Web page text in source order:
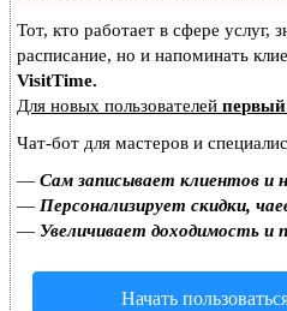
Тот, кто работает в сфере услуг,
расписание, но и напоминать
VisitTime.
Для новых пользователейпервый
Чат-бот для мастеров и
—Сам записывает клиентов и
—Персонализирует скидки,
— Увеличивает доходимость и
Начать